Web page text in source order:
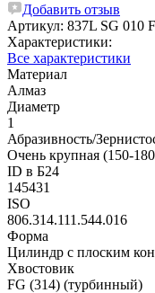
Добавить отзыв
Артикул: 837L SG 010
Характеристики:
Все характеристики
Материал
Алмаз
Диаметр
1
Абразивность/
Очень крупная (150-
ID в Б24
145431
ISO
806.314.111.544.016
Форма
Цилиндр с плоским
Хвостовик
FG (314) (турбинный)